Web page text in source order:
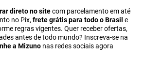
direto no sitecom parcelamento em até
no Pix, frete grátis para todo o Brasil e
regras vigentes. Quer receber ofertas,
antes de todo mundo? Inscreva-se na
a Mizuno nas redes sociais agora